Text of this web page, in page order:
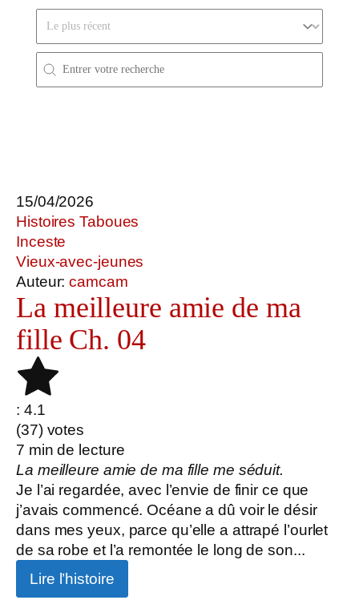
Trier par
Search FR
Rechercher
15/04/2026
Histoires Taboues
Inceste
Vieux-avec-jeunes
Auteur:camcam
La meilleure amie de ma
fille Ch. 04
: 4.1
(37) votes
7 min de lecture
La meilleure amie de ma fille me séduit.
Je l’ai regardée, avec l’envie de finir ce que
j’avais commencé. Océane a dû voir le désir
dans mes yeux, parce qu’elle a attrapé l’ourlet
de sa robe et l’a remontée le long de son...
Lire l’histoire